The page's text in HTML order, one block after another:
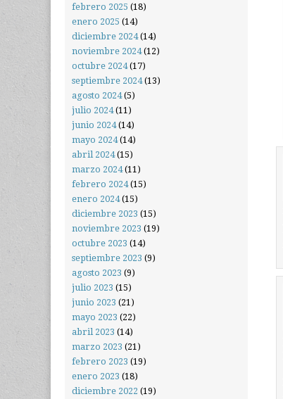
febrero 2025 (18)
enero 2025 (14)
diciembre 2024(14)
noviembre 2024(12)
octubre 2024(17)
septiembre 2024(13)
agosto 2024(5)
julio 2024(11)
junio 2024(14)
mayo 2024(14)
abril 2024(15)
marzo 2024(11)
febrero 2024(15)
enero 2024(15)
diciembre 2023 (15)
noviembre 2023 (19)
octubre 2023 (14)
septiembre 2023 (9)
agosto 2023 (9)
julio 2023 (15)
junio 2023 (21)
mayo 2023 (22)
abril 2023 (14)
marzo 2023 (21)
febrero 2023 (19)
enero 2023 (18)
diciembre 2022 (19)